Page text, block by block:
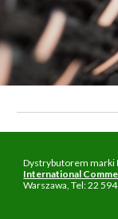
Dystrybutorem marki
International
Warszawa, Tel: 22